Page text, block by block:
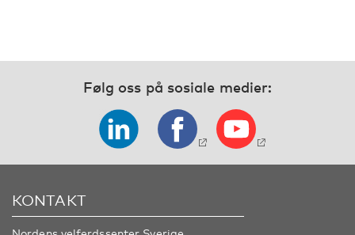
Følg oss på sosiale medier:
KONTAKT